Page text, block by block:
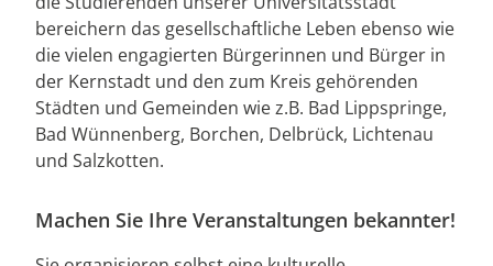
bereichern das gesellschaftliche Leben ebenso wie
die vielen engagierten Bürgerinnen und Bürger in
der Kernstadt und den zum Kreis gehörenden
Städten und Gemeinden wie z.B. Bad Lippspringe,
Bad Wünnenberg, Borchen, Delbrück, Lichtenau
und Salzkotten.
Machen Sie Ihre Veranstaltungen bekannter!